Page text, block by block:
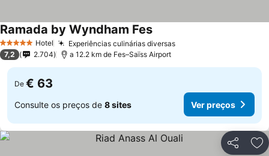
5 Estrelas Hotel Experiências culinárias diversasVer preços
Ramada by Wyndham FesVer preços
7,2 2.704 a 12.2 km de Fes–Saïss Airport
De € 63
Consulte os preços de 8 sites Ver preços
Partilhar